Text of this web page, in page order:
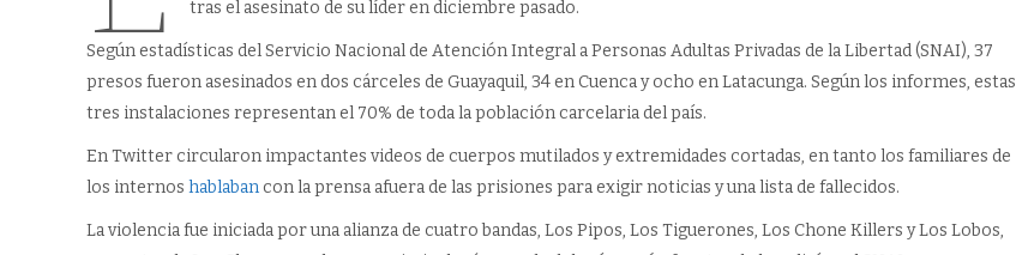
tras el asesinato de su líder en diciembre pasado.
Según estadísticas del Servicio Nacional de Atención Integral a Personas Adultas Privadas de la Libertad (SNAI), 37
presos fueron asesinados en dos cárceles de Guayaquil, 34 en Cuenca y ocho en Latacunga. Según los informes, estas
tres instalaciones representan el 70% de toda la población carcelaria del país.
En Twitter circularon impactantes videos de cuerpos mutilados y extremidades cortadas, en tanto los familiares de
los internos hablaban con la prensa afuera de las prisiones para exigir noticias y una lista de fallecidos.
La violencia fue iniciada por una alianza de cuatro bandas, Los Pipos, Los Tiguerones, Los Chone Killers y Los Lobos,